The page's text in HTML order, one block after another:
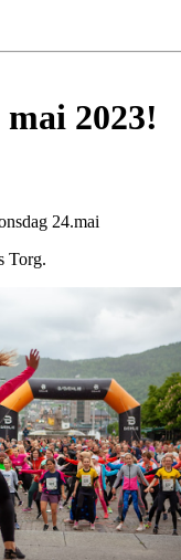
2023!
24.mai
Torg.